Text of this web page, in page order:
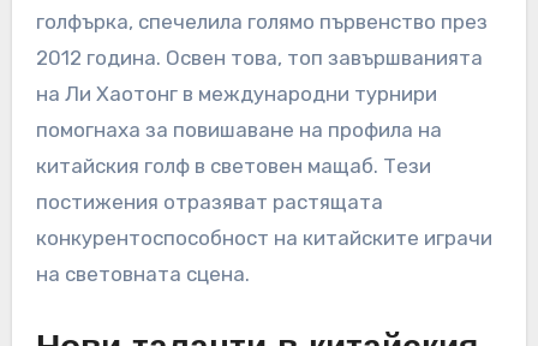
голфърка, спечелила голямо първенство през
2012 година. Освен това, топ завършванията
на Ли Хаотонг в международни турнири
помогнаха за повишаване на профила на
китайския голф в световен мащаб. Тези
постижения отразяват растящата
конкурентоспособност на китайските играчи
на световната сцена.